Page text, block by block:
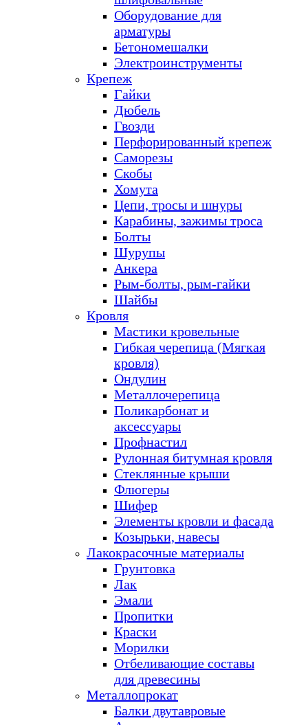
Оборудование для
арматуры
Бетономешалки
Электроинструменты
Крепеж
Гайки
Дюбель
Гвозди
Перфорированный крепеж
Саморезы
Скобы
Хомута
Цепи, тросы и шнуры
Карабины, зажимы троса
Болты
Шурупы
Анкера
Рым-болты, рым-гайки
Шайбы
Кровля
Мастики кровельные
Гибкая черепица (Мягкая
кровля)
Ондулин
Металлочерепица
Поликарбонат и
аксессуары
Профнастил
Рулонная битумная кровля
Стеклянные крыши
Флюгеры
Шифер
Элементы кровли и фасада
Козырьки, навесы
Лакокрасочные материалы
Грунтовка
Лак
Эмали
Пропитки
Краски
Морилки
Отбеливающие составы
для древесины
Металлопрокат
Балки двутавровые